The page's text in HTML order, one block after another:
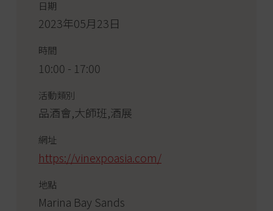
日期
2023年05月23日
時間
10:00 - 17:00
活動類別
品酒會,大師班,酒展
網址
https://vinexpoasia.com/
地點
Marina Bay Sands